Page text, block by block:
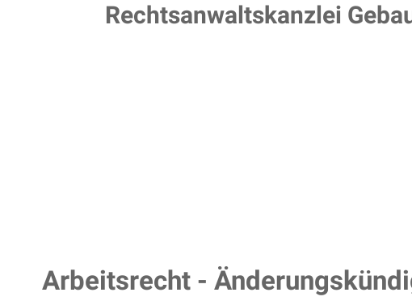
Rechtsanwaltskanzlei
Arbeitsrecht -